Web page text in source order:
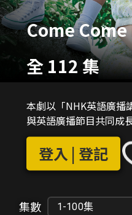
Come
全 112 集
本劇以「NHK英語廣播
與英語廣播節目共同成
登入 | 登記
集數 1-100集